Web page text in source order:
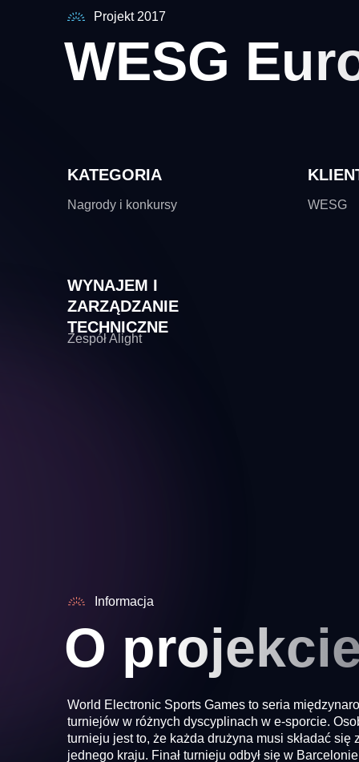
Projekt 2017
KATEGORIA
Nagrody i konkursy WESG
WYNAJEM I
ZARZĄDZANIE
TECHNICZNE
Zespół Alight
WESG
Informacja
O
World Electronic Sports Games to seria
turniejów w różnych dyscyplinach w e-sporcie.
turnieju jest to, że każda drużyna musi składać się
jednego kraju. Finał turnieju odbył się w